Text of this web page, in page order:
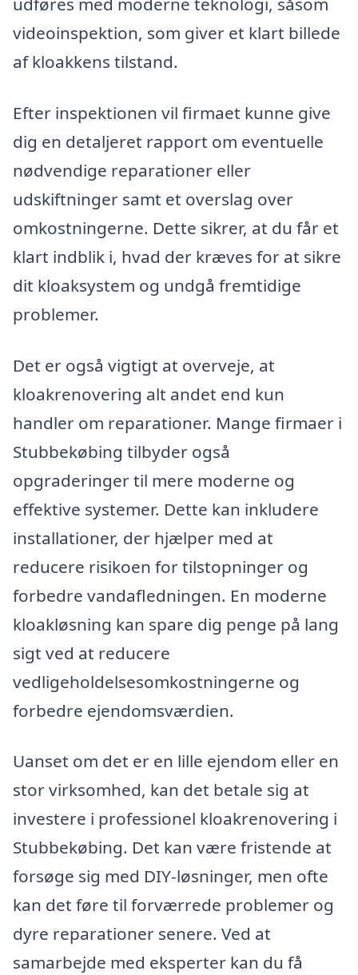
videoinspektion, som giver et klart billede
af kloakkens tilstand.
Efter inspektionen vil firmaet kunne give
dig en detaljeret rapport om eventuelle
nødvendige reparationer eller
udskiftninger samt et overslag over
omkostningerne. Dette sikrer, at du får et
klart indblik i, hvad der kræves for at sikre
dit kloaksystem og undgå fremtidige
problemer.
Det er også vigtigt at overveje, at
kloakrenovering alt andet end kun
handler om reparationer. Mange firmaer i
Stubbekøbing tilbyder også
opgraderinger til mere moderne og
effektive systemer. Dette kan inkludere
installationer, der hjælper med at
reducere risikoen for tilstopninger og
forbedre vandafledningen. En moderne
kloakløsning kan spare dig penge på lang
sigt ved at reducere
vedligeholdelsesomkostningerne og
forbedre ejendomsværdien.
Uanset om det er en lille ejendom eller en
stor virksomhed, kan det betale sig at
investere i professionel kloakrenovering i
Stubbekøbing. Det kan være fristende at
forsøge sig med DIY-løsninger, men ofte
kan det føre til forværrede problemer og
dyre reparationer senere. Ved at
samarbejde med eksperter kan du få